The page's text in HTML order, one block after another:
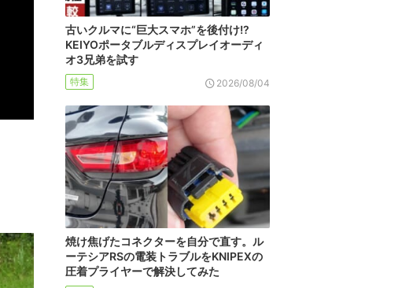
古いクルマに“巨大スマホ”を後付け!?
KEIYOポータブルディスプレイオーディ
オ3兄弟を試す
特集 2026/08/04
焼け焦げたコネクターを自分で直す。ル
ーテシアRSの電装トラブルをKNIPEXの
圧着プライヤーで解決してみた